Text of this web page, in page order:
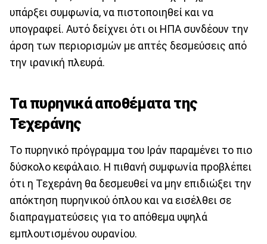
υπάρξει συμφωνία, να πιστοποιηθεί και να
υπογραφεί. Αυτό δείχνει ότι οι ΗΠΑ συνδέουν την
άρση των περιορισμών με απτές δεσμεύσεις από
την ιρανική πλευρά.
Τα πυρηνικά αποθέματα της
Τεχεράνης
Το πυρηνικό πρόγραμμα του Ιράν παραμένει το πιο
δύσκολο κεφάλαιο. Η πιθανή συμφωνία προβλέπει
ότι η Τεχεράνη θα δεσμευθεί να μην επιδιώξει την
απόκτηση πυρηνικού όπλου και να εισέλθει σε
διαπραγματεύσεις για το απόθεμα υψηλά
εμπλουτισμένου ουρανίου.